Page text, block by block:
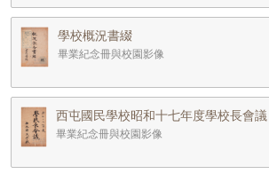
學校概況書綴
畢業紀念冊與校園影像
西屯國民學校昭和十七年度學校長會議
畢業紀念冊與校園影像